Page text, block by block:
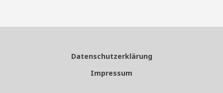
Datenschutzerklärung
Impressum